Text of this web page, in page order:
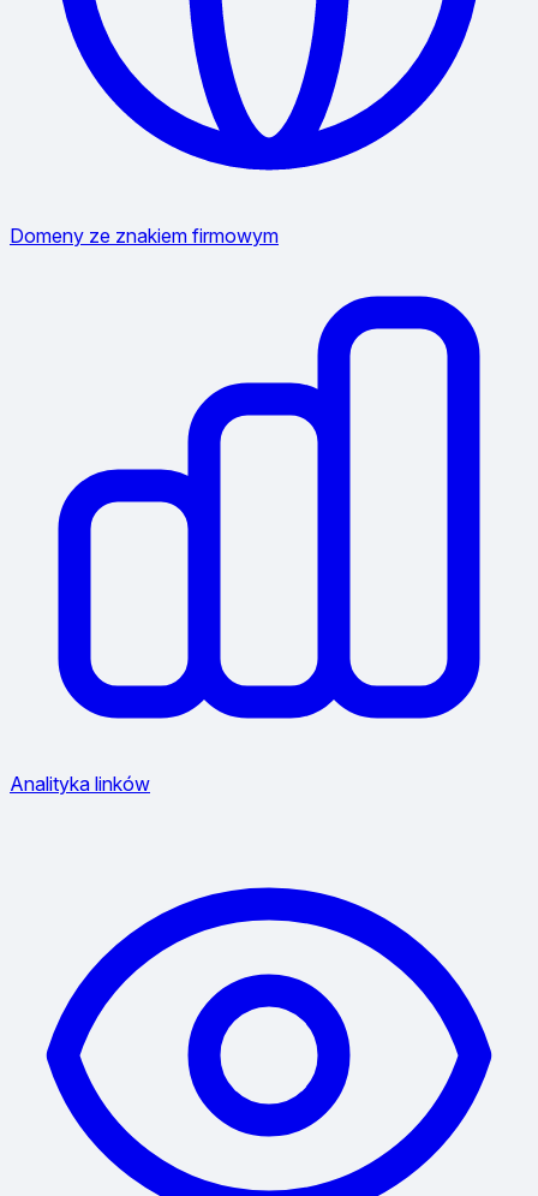
Domeny ze znakiem firmowym
Analityka linków